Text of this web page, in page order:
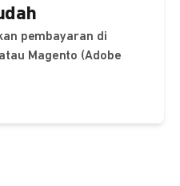
pembayaran di
Magento (Adobe